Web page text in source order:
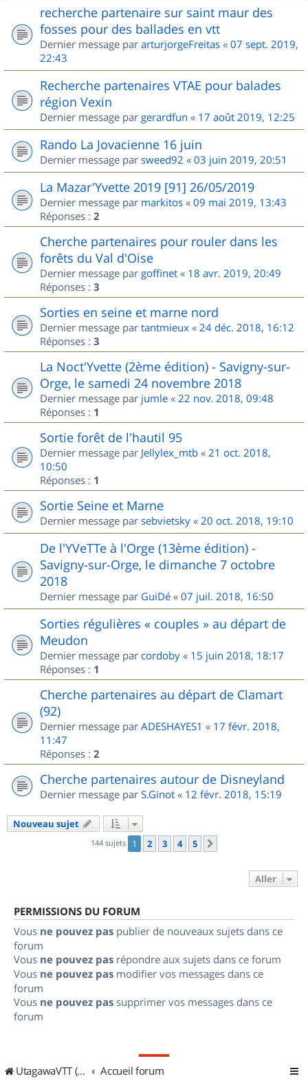
recherche partenaire sur saint maur des
fosses pour des ballades en vtt
Dernier message par arturjorgeFreitas « 07 sept. 2019,
22:43
Recherche partenaires VTAE pour balades
région Vexin
Dernier message par gerardfun « 17 août 2019, 12:25
Rando La Jovacienne 16 juin
Dernier message par sweed92 « 03 juin 2019, 20:51
La Mazar'Yvette 2019 [91] 26/05/2019
Dernier message par markitos « 09 mai 2019, 13:43
Réponses : 2
Cherche partenaires pour rouler dans les
forêts du Val d'Oise
Dernier message par goffinet « 18 avr. 2019, 20:49
Réponses : 3
Sorties en seine et marne nord
Dernier message par tantmieux « 24 déc. 2018, 16:12
Réponses : 3
La Noct'Yvette (2ème édition) - Savigny-sur-
Orge, le samedi 24 novembre 2018
Dernier message par jumle « 22 nov. 2018, 09:48
Réponses : 1
Sortie forêt de l'hautil 95
Dernier message par Jellylex_mtb « 21 oct. 2018,
10:50
Réponses : 1
Sortie Seine et Marne
Dernier message par sebvietsky « 20 oct. 2018, 19:10
De l'YVeTTe à l'Orge (13ème édition) -
Savigny-sur-Orge, le dimanche 7 octobre
2018
Dernier message par GuiDé « 07 juil. 2018, 16:50
Sorties régulières « couples » au départ de
Meudon
Dernier message par cordoby « 15 juin 2018, 18:17
Réponses : 1
Cherche partenaires au départ de Clamart
(92)
Dernier message par ADESHAYES1 « 17 févr. 2018,
11:47
Réponses : 2
Cherche partenaires autour de Disneyland
Dernier message par S.Ginot « 12 févr. 2018, 15:19
Nouveau sujet
144 sujets 1 2 3 4 5
Aller
PERMISSIONS DU FORUM
Vous ne pouvez pas publier de nouveaux sujets dans ce
forum
Vous ne pouvez pas répondre aux sujets dans ce forum
Vous ne pouvez pas modifier vos messages dans ce
forum
Vous ne pouvez pas supprimer vos messages dans ce
forum
UtagawaVTT (Randos VTT et VTTAE avec traces GPS) Accueil forum